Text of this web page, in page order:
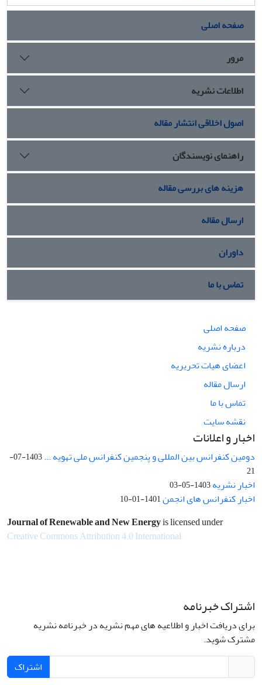
صفحه اصلی
مرور
اطلاعات نشریه
اصول اخلاقی انتشار مقاله
راهنمای نویسندگان
هزینه های بررسی مقاله
ارسال مقاله
داوران
تماس با ما
صفحه اصلی
درباره نشریه
اعضای هیات تحریریه
ارسال مقاله
تماس با ما
نقشه سایت
اخبار و اعلانات
دومین کنفرانس بین المللی و پنجمین کنفرانس ملی تهویه ...
1403-07-
21
اخبار نشریه1403-05-03
اخبار کنفرانس های انجمن1401-01-10
Journal of Renewable and New Energyis licensed under
Creative Commons Attribution 4.0 International
اشتراک خبرنامه
برای دریافت اخبار و اطلاعیه های مهم نشریه در خبرنامه نشریه
مشترک شوید.
اشتراک